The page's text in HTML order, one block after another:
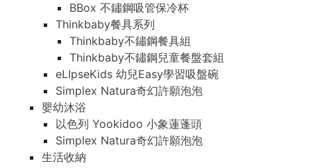
BBox 不鏽鋼吸管保冷杯
Thinkbaby餐具系列
Thinkbaby不鏽鋼餐具組
Thinkbaby不鏽鋼兒童餐盤套組
eLIpseKids 幼兒Easy學習吸盤碗
Simplex Natura奇幻許願泡泡
嬰幼沐浴
以色列 Yookidoo 小象蓮蓬頭
Simplex Natura奇幻許願泡泡
生活收納